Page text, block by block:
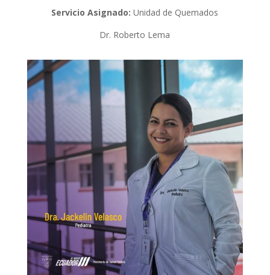
Servicio Asignado:Unidad de Quemados
Dr. Roberto Lema